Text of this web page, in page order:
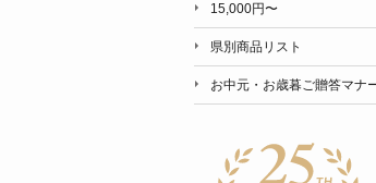
15,000円〜
県別商品リスト
お中元・お歳暮ご贈答マナ